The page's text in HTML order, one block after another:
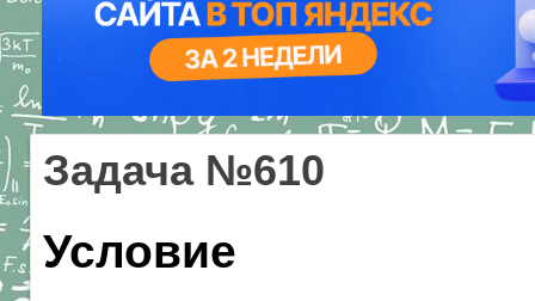
Задача №610
Условие